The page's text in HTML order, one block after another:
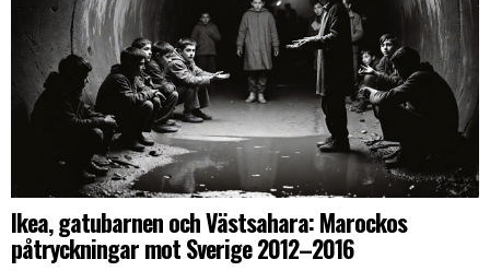
Ikea, gatubarnen och Västsahara: Marockos
påtryckningar mot Sverige 2012–2016